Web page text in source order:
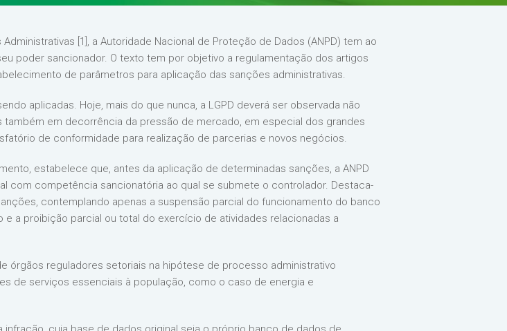
[1], a Autoridade Nacional de Proteção de Dados (ANPD) tem ao
poder sancionador. O texto tem por objetivo a regulamentação dos artigos
de parâmetros para aplicação das sanções administrativas.
aplicadas. Hoje, mais do que nunca, a LGPD deverá ser observada não
em decorrência da pressão de mercado, em especial dos grandes
de conformidade para realização de parcerias e novos negócios.
estabelece que, antes da aplicação de determinadas sanções, a ANPD
com competência sancionatória ao qual se submete o controlador. Destaca-
contemplando apenas a suspensão parcial do funcionamento do banco
a proibição parcial ou total do exercício de atividades relacionadas a
órgãos reguladores setoriais na hipótese de processo administrativo
de serviços essenciais à população, como o caso de energia e